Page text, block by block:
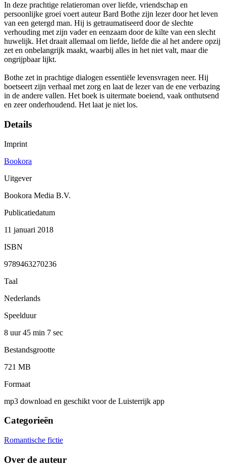
In deze prachtige relatieroman over liefde, vriendschap en
persoonlijke groei voert auteur Bard Bothe zijn lezer door het leven
van een getergd man. Hij is getraumatiseerd door de slechte
verhouding met zijn vader en eenzaam door de kilte van een slecht
huwelijk. Het draait allemaal om liefde, liefde die al het andere opzij
zet en onbelangrijk maakt, waarbij alles in het niet valt, maar die
ongrijpbaar lijkt.
Bothe zet in prachtige dialogen essentiële levensvragen neer. Hij
boetseert zijn verhaal met zorg en laat de lezer van de ene verbazing
in de andere vallen. Het boek is uitermate boeiend, vaak onthutsend
en zeer onderhoudend. Het laat je niet los.
Details
Imprint
Bookora
Uitgever
Bookora Media B.V.
Publicatiedatum
11 januari 2018
ISBN
9789463270236
Taal
Nederlands
Speelduur
8 uur 45 min 7 sec
Bestandsgrootte
721 MB
Formaat
mp3 download en geschikt voor de Luisterrijk app
Categorieën
Romantische fictie
Over de auteur